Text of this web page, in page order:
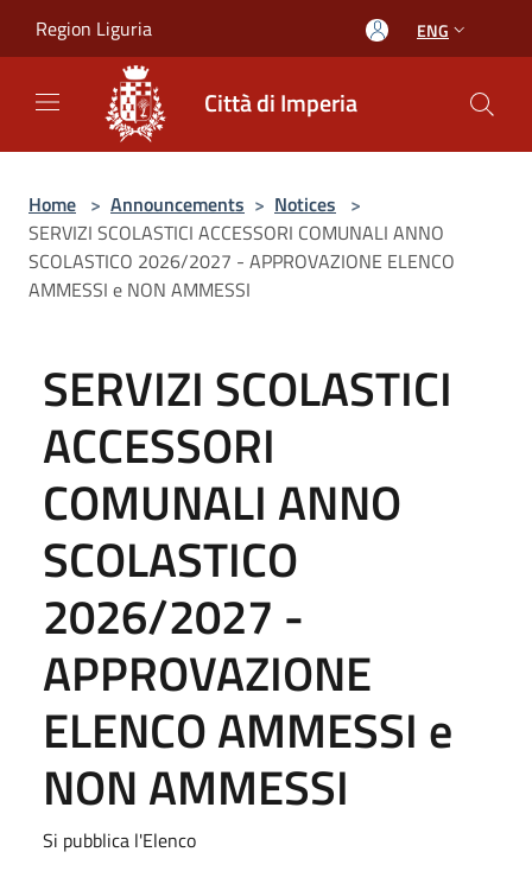
Region Liguria ENG
Città di Imperia
Home > Announcements > Notices >
SERVIZI SCOLASTICI ACCESSORI COMUNALI ANNO
SCOLASTICO 2026/2027 - APPROVAZIONE ELENCO
AMMESSI e NON AMMESSI
SERVIZI SCOLASTICI
ACCESSORI
COMUNALI ANNO
SCOLASTICO
2026/2027 -
APPROVAZIONE
ELENCO AMMESSI e
NON AMMESSI
Si pubblica l'Elenco